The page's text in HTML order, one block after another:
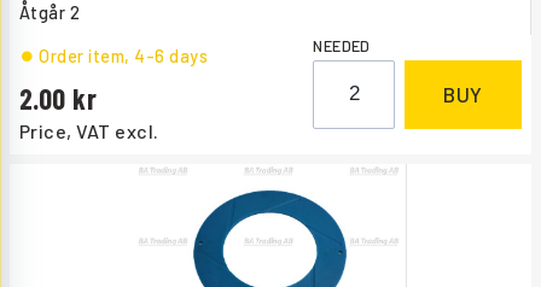
Åtgår 2
Price, VAT excl.
2.00
Order item, 4-6 days NEEDED
BUY